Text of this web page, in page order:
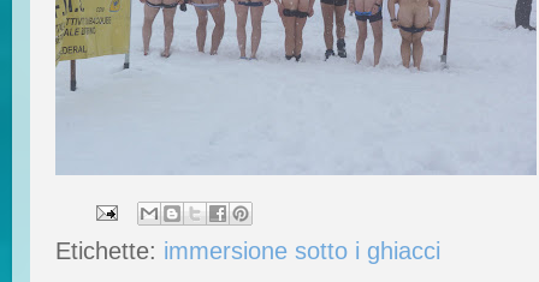
Etichette: immersione sotto i ghiacci